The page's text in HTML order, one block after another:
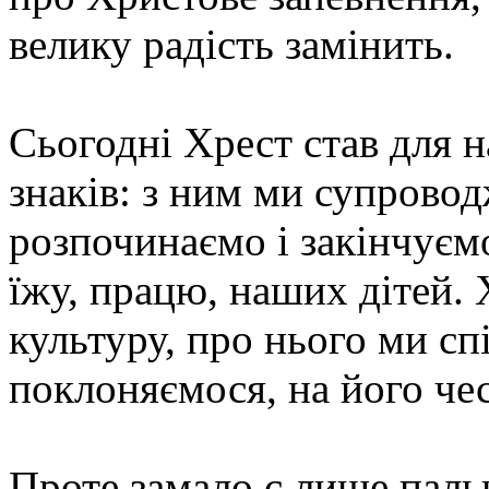
велику радість замінить.
Сьогодні Хрест став для
знаків: з ним ми
розпочинаємо і
їжу, працю, наших дітей.
культуру, про нього ми
поклоняємося, на його